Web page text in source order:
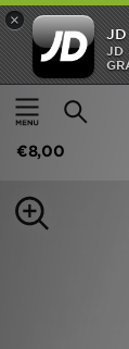
×
JD
Thuis
Dames
DAILYSZN
€8,00
Home
Offers
Dames